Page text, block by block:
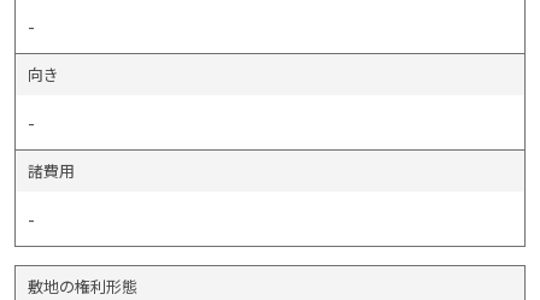
-
向き
-
諸費用
-
敷地の権利形態